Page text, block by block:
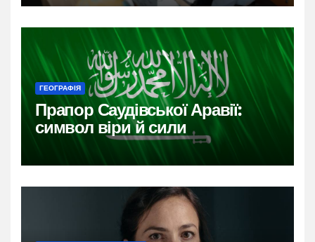
ГЕОГРАФІЯ
Прапор Саудівської Аравії:
символ віри й сили